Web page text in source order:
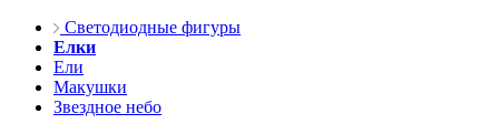
Светодиодные фигуры
Елки
Ели
Макушки
Звездное небо